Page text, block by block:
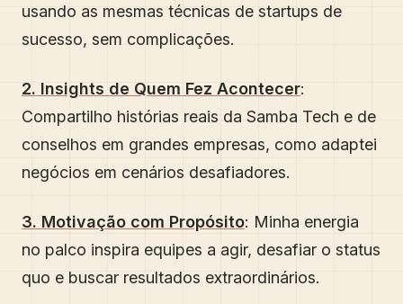
usando as mesmas técnicas de startups de
sucesso, sem complicações.
2. Insights de Quem Fez Acontecer:
Compartilho histórias reais da Samba Tech e de
conselhos em grandes empresas, como adaptei
negócios em cenários desafiadores.
3. Motivação com Propósito: Minha energia
no palco inspira equipes a agir, desafiar o status
quo e buscar resultados extraordinários.